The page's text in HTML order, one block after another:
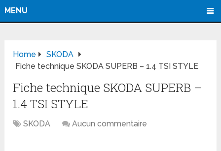
MENU
Home
SKODA
Fiche technique SKODA SUPERB – 1.4 TSI STYLE
Fiche technique SKODA SUPERB –
1.4 TSI STYLE
SKODA Aucun commentaire